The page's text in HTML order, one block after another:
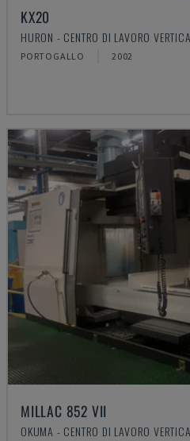
KX20
HURON - CENTRO DI LAVORO
PORTOGALLO 2002
MILLAC 852 VII
OKUMA - CENTRO DI LAVORO